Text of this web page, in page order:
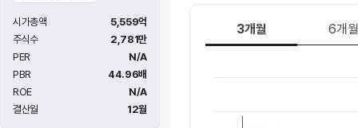
시가총액
5,559억
주식수
2,781만
PER
N/A
PBR
44.96배
ROE
N/A
결산월
12월
3개월 6개월